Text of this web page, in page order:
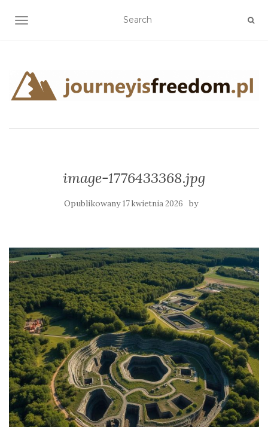
TOGGLE NAVIGATION
image-1776433368.jpg
Opublikowany17 kwietnia 2026 by